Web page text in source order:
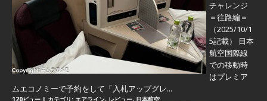
チャレンジ
＝往路編＝
（2025/10/1
5記載） 日本
航空国際線
での移動時
はプレミア
ムエコノミーで予約をして「入札アップグレ...